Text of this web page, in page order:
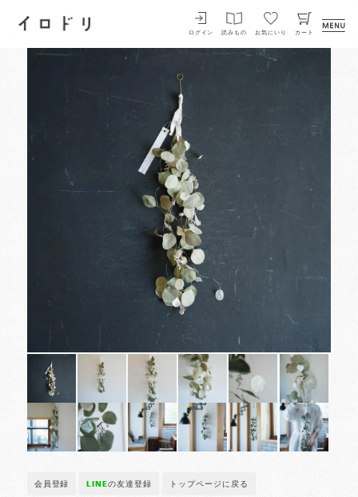
イロドリ
ログイン 読みもの お気にいり カート
会員登録 LINEの友達登録 トップページに戻る